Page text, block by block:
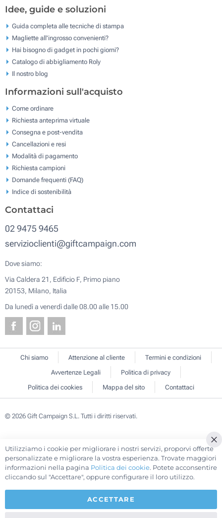
Idee, guide e soluzioni
Guida completa alle tecniche di stampa
Magliette all'ingrosso convenienti?
Hai bisogno di gadget in pochi giorni?
Catalogo di abbigliamento Roly
Il nostro blog
Informazioni sull'acquisto
Come ordinare
Richiesta anteprima virtuale
Consegna e post-vendita
Cancellazioni e resi
Modalità di pagamento
Richiesta campioni
Domande frequenti (FAQ)
Indice di sostenibilità
Contattaci
02 9475 9465
servizioclienti@giftcampaign.com
Dove siamo:
Via Caldera 21, Edificio F, Primo piano
20153, Milano, Italia
Da lunedì a venerdì dalle 08.00 alle 15.00
Chi siamo Attenzione al cliente
Termini e condizioni
Avvertenze Legali
Politica di privacy
Politica dei cookies
Mappa del sito Contattaci
© 2026 Gift Campaign S.L. Tutti i diritti riservati.
Utilizziamo i cookie per migliorare i nostri servizi, proporvi offerte
personalizzate e migliorare la vostra esperienza. Trovate maggiori
informazioni nella pagina Politica dei cookie. Potete acconsentire
cliccando sul "Accettare", oppure configurare il loro utilizzo.
ACCETTARE